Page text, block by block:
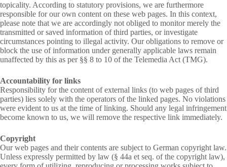
topicality. According to statutory provisions, we are furthermore
responsible for our own content on these web pages. In this context,
please note that we are accordingly not obliged to monitor merely the
transmitted or saved information of third parties, or investigate
circumstances pointing to illegal activity. Our obligations to remove or
block the use of information under generally applicable laws remain
unaffected by this as per §§ 8 to 10 of the Telemedia Act (TMG).
Accountability for links
Responsibility for the content of external links (to web pages of third
parties) lies solely with the operators of the linked pages. No violations
were evident to us at the time of linking. Should any legal infringement
become known to us, we will remove the respective link immediately.
Copyright
Our web pages and their contents are subject to German copyright law.
Unless expressly permitted by law (§ 44a et seq. of the copyright law),